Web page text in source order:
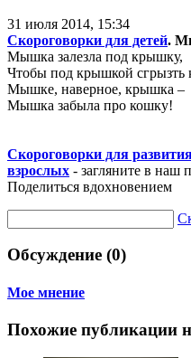
31 июля 2014, 15:34
Скороговорки для детей.
Мышка залезла под крышку,
Чтобы под крышкой сгрызть
Мышке, наверное, крышка –
Мышка забыла про кошку!
Скороговорки для
взрослых - загляните в наш
Поделиться вдохновением
Обсуждение (0)
Мое мнение
Похожие публикации